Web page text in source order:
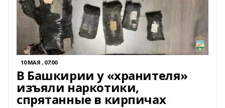
10 МАЯ , 07:00
В Башкирии у «хранителя»
изъяли наркотики,
спрятанные в кирпичах